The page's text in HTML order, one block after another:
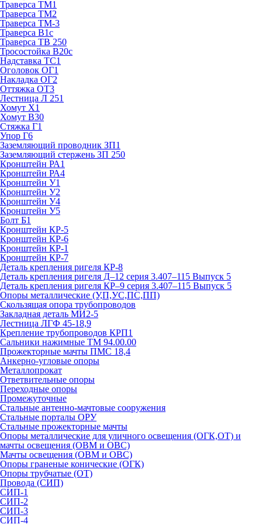
Траверса ТМ1
Траверса ТМ2
Траверса ТМ-3
Траверса В1с
Траверса ТВ 250
Тросостойка В20с
Надставка ТС1
Оголовок ОГ1
Накладка ОГ2
Оттяжка ОТ3
Лестница Л 251
Хомут Х1
Хомут В30
Стяжка Г1
Упор Г6
Заземляющий проводник ЗП1
Заземляющий стержень ЗП 250
Кронштейн РА1
Кронштейн РА4
Кронштейн У1
Кронштейн У2
Кронштейн У4
Кронштейн У5
Болт Б1
Кронштейн КР-5
Кронштейн КР-6
Кронштейн КР-1
Кронштейн КР-7
Деталь крепления ригеля КР‑8
Деталь крепления ригеля Д–12 серия 3.407–115 Выпуск 5
Деталь крепления ригеля КР–9 серия 3.407–115 Выпуск 5
Опоры металлические (У,П,УС,ПС,ПП)
Скользящая опора трубопроводов
Закладная деталь МИ2-5
Лестница ЛГФ 45-18,9
Крепление трубопроводов КРП1
Сальники нажимные ТМ 94.00.00
Прожекторные мачты ПМС 18,4
Анкерно-угловые опоры
Металлопрокат
Ответвительные опоры
Переходные опоры
Промежуточные
Стальные антенно-мачтовые сооружения
Стальные порталы ОРУ
Стальные прожекторные мачты
Опоры металлические для уличного освещения (ОГК,ОТ) и
мачты освещения (ОВМ и ОВС)
Мачты освещения (ОВМ и ОВС)
Опоры граненые конические (ОГК)
Опоры трубчатые (ОТ)
Провода (СИП)
СИП-1
СИП-2
СИП-3
СИП-4